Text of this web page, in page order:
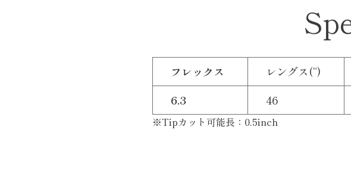
フレックス レングス(“)
6.3
46
※Tipカット可能長：0.5inch